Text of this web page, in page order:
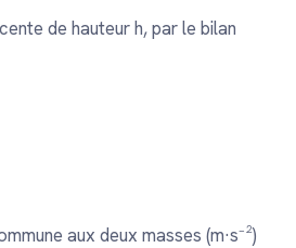
de hauteur h, par le bilan
aux deux masses (m·s⁻²)